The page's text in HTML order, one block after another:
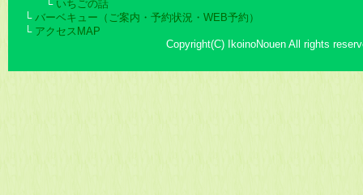
└ いちごの話
└ バーベキュー（ご案内・予約状況・WEB予約）
└ アクセスMAP
Copyright(C) IkoinoNouen All rights